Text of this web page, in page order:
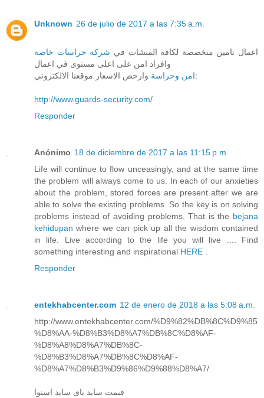
Unknown 26 de julio de 2017 a las 7:35 a.m.
اعمال تامين متخصصة لكافة المنشات في شركة حراسات خاصة
وافراد امن على اعلى مستوى في اعمال
امن وحراسةوارخص الاسعار موقعنا الالكتروني:
http://www.guards-security.com/
Responder
Anónimo 18 de diciembre de 2017 a las 11:15 p.m.
Life will continue to flow unceasingly, and at the same time
the problem will always come to us. In each of our anxieties
about the problem, stored forces are present after we are
able to solve the existing problems. So the key is on solving
problems instead of avoiding problems. That is the bejana
kehidupanwhere we can pick up all the wisdom contained
in life. Live according to the life you will live .... Find
something interesting and inspirational HERE .
Responder
entekhabcenter.com 12 de enero de 2018 a las 5:08 a.m.
http://www.entekhabcenter.com/%D9%82%DB%8C%D9%85
%D8%AA-%D8%B3%D8%A7%DB%8C%D8%AF-
%D8%A8%D8%A7%DB%8C-
%D8%B3%D8%A7%DB%8C%D8%AF-
%D8%A7%D8%B3%D9%86%D9%88%D8%A7/
قیمت ساید بای ساید اسنوا